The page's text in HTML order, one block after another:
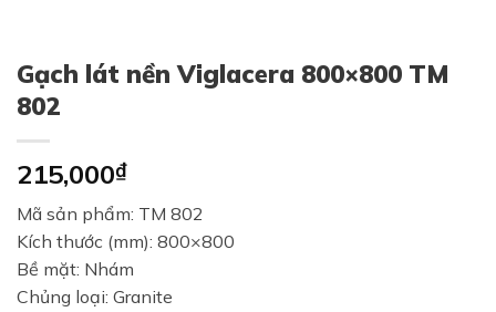
Gạch lát nền Viglacera 800×800 TM
802
215,000₫
Mã sản phẩm: TM 802
Kích thước (mm): 800×800
Bề mặt: Nhám
Chủng loại: Granite